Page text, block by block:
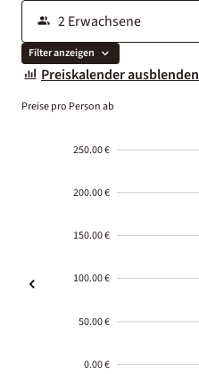
Filter anzeigen
Preiskalender ausblenden
Preise pro Person ab
250.00 €
200.00 €
150.00 €
100.00 €
50.00 €
0.00 €